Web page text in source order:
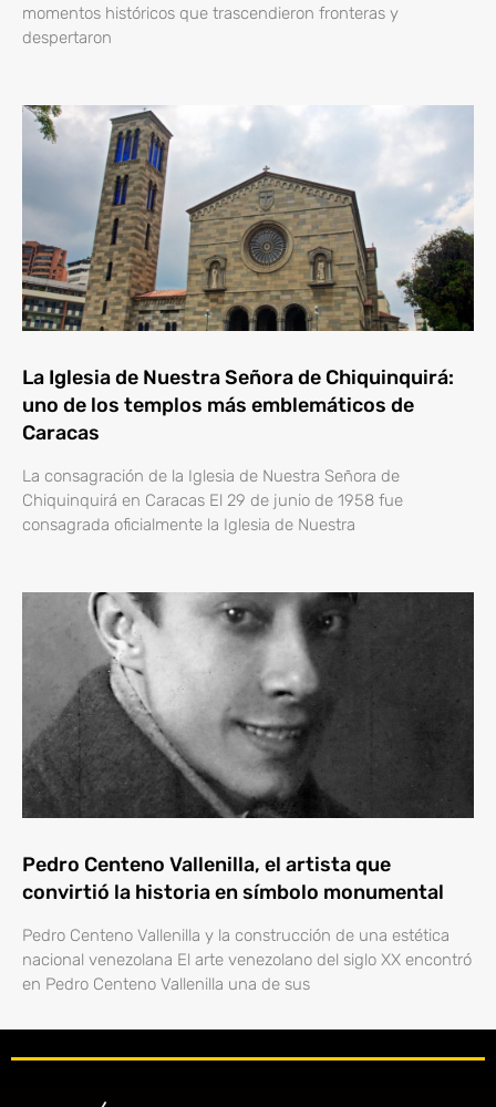
momentos históricos que trascendieron fronteras y
despertaron
La Iglesia de Nuestra Señora de Chiquinquirá:
uno de los templos más emblemáticos de
Caracas
La consagración de la Iglesia de Nuestra Señora de
Chiquinquirá en Caracas El 29 de junio de 1958 fue
consagrada oficialmente la Iglesia de Nuestra
Pedro Centeno Vallenilla, el artista que
convirtió la historia en símbolo monumental
Pedro Centeno Vallenilla y la construcción de una estética
nacional venezolana El arte venezolano del siglo XX encontró
en Pedro Centeno Vallenilla una de sus